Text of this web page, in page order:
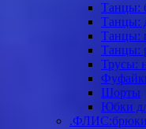
Танцы:
Танцы:
Танцы:
Танцы:
Трусы:
Шорты
Юбки